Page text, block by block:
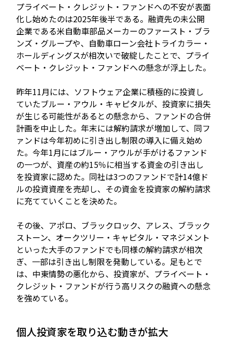
プライベート・クレジット・ファンドへの不安が表面
化し始めたのは2025年後半である。融資先の未公開
企業である米自動車部品メーカーのファースト・ブラ
ンズ・グループや、自動車ローン会社トライカラー・
ホールディングスが相次いで破綻したことで、プライ
ベート・クレジット・ファンドへの懸念が浮上した。
昨年11月には、ソフトウェア企業に積極的に投資し
ていたブルー・アウル・キャピタルが、投資家に損失
が生じる可能性があるとの懸念から、ファンドの合併
計画を中止した。年末には解約請求が増加して、同フ
ァンドは今年初めに引き出し制限の導入に備え始め
た。今年1月にはブルー・アウルが手がけるファンド
の一つが、資産の約15％に相当する資金の引き出し
を投資家に認めた。同社は3つのファンドで計14億ド
ルの投資資産を売却し、その資金を投資家の解約請求
に充てていくことを決めた。
その後、アポロ、ブラックロック、アレス、ブラック
ストーン、オークツリー・キャピタル・マネジメント
といった大手のファンドでも同様の解約請求が相次
ぎ、一部は引き出し制限を発動している。足もとで
は、中東情勢の悪化から、投資家が、プライベート・
クレジット・ファンドが行う高リスクの融資への懸念
を強めている。
個人投資家を取り込む動きが拡大